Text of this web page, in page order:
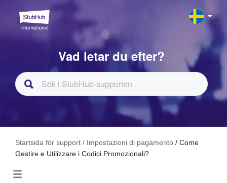
Vad letar du efter?
Startsida för support / Impostazioni di pagamento / Come
Gestire e Utilizzare i Codici Promozionali?